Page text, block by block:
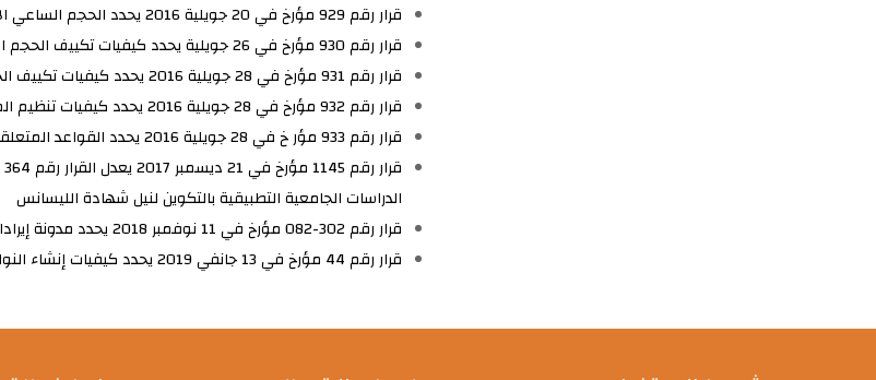
قرار رقم 929 مؤرخ في 20 جويلية 2016 يحدد الحجم الساعي الأسبوعي للتدريس للأستاذ الباحث
قرار رقم 930 مؤرخ في 26 جويلية يحدد كيفيات تكييف الحجم الساعي للتدريس للأستاذ المساعد في الطور تحضير أطروحة الدكتوراه
قرار رقم 931 مؤرخ في 28 جويلية 2016 يحدد كيفيات تكييف الحجم الساعي للتدريس للأستاذ الباحث الذي يشغل منصا عاليا
قرار رقم 932 مؤرخ في 28 جويلية 2016 يحدد كيفيات تنظيم المرافقة البيداغوجية لفائدة الأستاذ الباحث حديث التوظيف
قرار رقم 933 مؤر خ في 28 جويلية 2016 يحدد القواعد المتعلقة بالوقاية من السرقة العلمية ومكافحتها
الدراسات الجامعية التطبيقية بالتكوين لنيل شهادة الليسانس
قرار رقم 302-082 مؤرخ في 11 نوفمبر 2018 يحدد مدونة إيرادات ونفقات حساب التخصيص
قرار رقم 44 مؤرخ في 13 جانفي 2019 يحدد كيفيات إنشاء النوادي العلميو وتنظيمها وسيرها لدى المؤسسات التعليم العالي